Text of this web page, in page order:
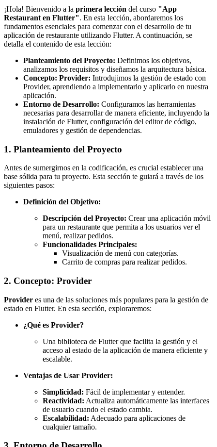
¡Hola! Bienvenido a la primera lección del curso "App
Restaurant en Flutter". En esta lección, abordaremos los
fundamentos esenciales para comenzar con el desarrollo de tu
aplicación de restaurante utilizando Flutter. A continuación, se
detalla el contenido de esta lección:
Planteamiento del Proyecto: Definimos los objetivos,
analizamos los requisitos y diseñamos la arquitectura básica.
Concepto: Provider: Introdujimos la gestión de estado con
Provider, aprendiendo a implementarlo y aplicarlo en nuestra
aplicación.
Entorno de Desarrollo: Configuramos las herramientas
necesarias para desarrollar de manera eficiente, incluyendo la
instalación de Flutter, configuración del editor de código,
emuladores y gestión de dependencias.
1. Planteamiento del Proyecto
Antes de sumergirnos en la codificación, es crucial establecer una
base sólida para tu proyecto. Esta sección te guiará a través de los
siguientes pasos:
Definición del Objetivo:
Descripción del Proyecto: Crear una aplicación móvil
para un restaurante que permita a los usuarios ver el
menú, realizar pedidos.
Funcionalidades Principales:
Visualización de menú con categorías.
Carrito de compras para realizar pedidos.
2. Concepto: Provider
Provider es una de las soluciones más populares para la gestión de
estado en Flutter. En esta sección, exploraremos:
¿Qué es Provider?
Una biblioteca de Flutter que facilita la gestión y el
acceso al estado de la aplicación de manera eficiente y
escalable.
Ventajas de Usar Provider:
Simplicidad: Fácil de implementar y entender.
Reactividad: Actualiza automáticamente las interfaces
de usuario cuando el estado cambia.
Escalabilidad: Adecuado para aplicaciones de
cualquier tamaño.